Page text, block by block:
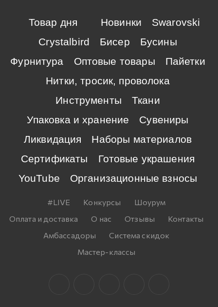
Товар дня Новинки
Swarovski
Crystalbird
Бисер
Бусины
Фурнитура
Оптовые товары
Пайетки
Нитки, тросик, проволока
Инструменты
Ткани
Упаковка и хранение
Сувениры
Ликвидация
Наборы материалов
Сертификаты
Готовые украшения
YouTube
Организационные взносы
#LIVE Конкурсы
Шоурум
Оплата и доставка
О нас Отзывы
Контакты
Амбассадоры
Система скидок
Мастер-классы